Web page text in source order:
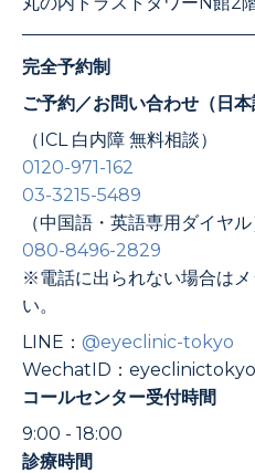
完全予約制
ご予約／お問い合わせ（日本
（ICL 白内障 無料相談）
0120-971-162
03-3215-5489
（中国語・英語専用ダイヤル
080-8496-2829
※電話に出られない場合は
い。
LINE： @eyeclinic-tokyo
WechatID：eyeclinictokyo
コールセンター受付時間
9:00 - 18:00
診療時間